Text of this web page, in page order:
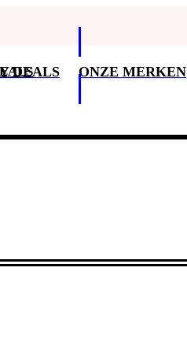
Klantenservice
DEALS
ONZE MERKEN